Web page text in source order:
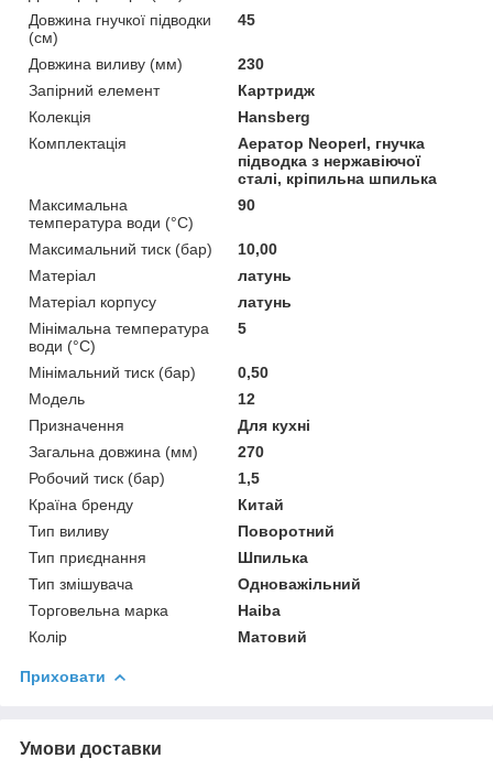
Довжина гнучкої підводки
(см)
45
Довжина виливу (мм)
230
Запірний елемент
Картридж
Колекція
Hansberg
Комплектація
Аератор Neoperl, гнучка
підводка з нержавіючої
сталі, кріпильна шпилька
Максимальна
температура води (°C)
90
Максимальний тиск (бар)
10,00
Матеріал
латунь
Матеріал корпусу
латунь
Мінімальна температура
води (°C)
5
Мінімальний тиск (бар)
0,50
Модель
12
Призначення
Для кухні
Загальна довжина (мм)
270
Робочий тиск (бар)
1,5
Країна бренду
Китай
Тип виливу
Поворотний
Тип приєднання
Шпилька
Тип змішувача
Одноважільний
Торговельна марка
Haiba
Колір
Матовий
Приховати
Умови доставки